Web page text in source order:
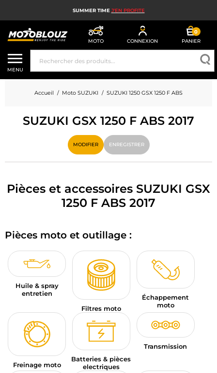
SUMMER TIME J'EN PROFITE
MOTO CONNEXION
0
PANIER
CASQUE MOTO
ÉQUIPEMENT MOTO HOMME
ÉQUIPEMENT MOTO FEMME
MX, ENDURO ET TRIAL
HIGH TECH MOTO
AIRBAG MOTO
PIÈCES MOTO ET OUTILLAGE
ACCESSOIRES MOTO
SPORTSWEAR
BONS PLANS ET PROMO
CARTES CADEAUX
— MODIFIER
MARQUES
MENU
Accueil Moto SUZUKI SUZUKI 1250 GSX 1250 F ABS
SUZUKI GSX 1250 F ABS 2017
MODIFIER ENREGISTRER
Pièces et accessoires SUZUKI GSX
1250 F ABS 2017
Pièces moto et outillage :
Huile & spray
entretien
Filtres moto
Échappement
moto
Freinage moto
Batteries & pièces
electriques
Transmission